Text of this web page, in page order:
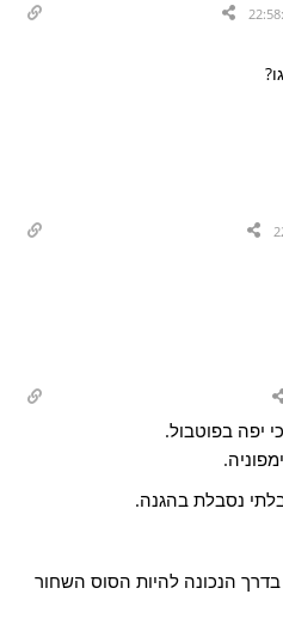
יפה בפוטבול.
בלתי נסבלת בהגנה.
בדרך הנכונה להיות הסוס השחור